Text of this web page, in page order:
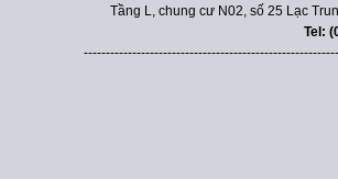
Tầng L, chung cư N02, số 25 Lạc
Tel: